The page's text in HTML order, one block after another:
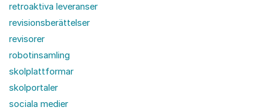
retroaktiva leveranser
revisionsberättelser
revisorer
robotinsamling
skolplattformar
skolportaler
sociala medier